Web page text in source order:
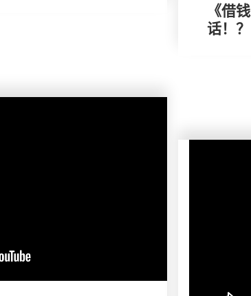
《借
话！？